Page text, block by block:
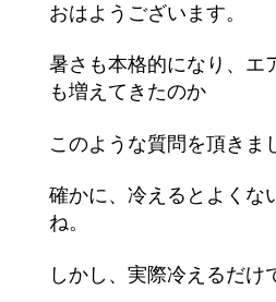
おはようございます。
暑さも本格的になり、エ
も増えてきたのか
このような質問を頂きま
確かに、冷えるとよくな
ね。
しかし、実際冷えるだけ